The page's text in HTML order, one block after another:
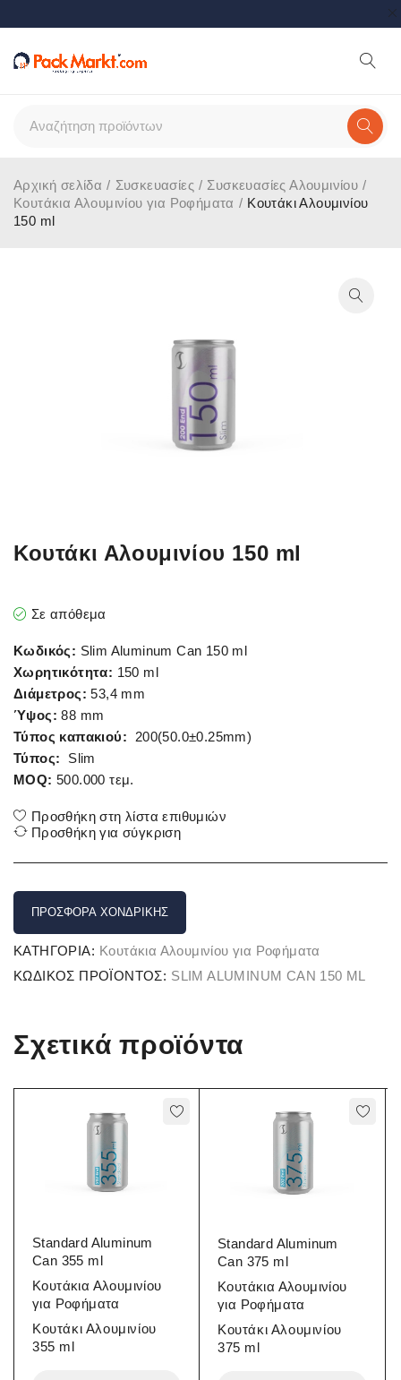
Αρχική σελίδα / Συσκευασίες / Συσκευασίες Αλουμινίου /
Κουτάκια Αλουμινίου για Ροφήματα / Κουτάκι Αλουμινίου
150 ml
Κουτάκι Αλουμινίου 150 ml
Σε απόθεμα
Κωδικός: Slim Aluminum Can 150 ml
Χωρητικότητα: 150 ml
Διάμετρος: 53,4 mm
Ύψος:88 mm
Τύπος καπακιού:
200(50.0±0.25mm)
Τύπος:
Slim
MOQ: 500.000 τεμ.
Προσθήκη στη λίστα επιθυμιών
Προσθήκη για σύγκριση
ΠΡΟΣΦΟΡΆ ΧΟΝΔΡΙΚΉΣ
ΚΑΤΗΓΟΡΊΑ: Κουτάκια Αλουμινίου για Ροφήματα
ΚΩΔΙΚΌΣ ΠΡΟΪΌΝΤΟΣ: SLIM ALUMINUM CAN 150 ML
Σχετικά προϊόντα
Standard Aluminum
Can 355 ml
Κουτάκια Αλουμινίου
για Ροφήματα
Κουτάκι Αλουμινίου
355 ml
Standard Aluminum
Can 375 ml
Κουτάκια Αλουμινίου
για Ροφήματα
Κουτάκι Αλουμινίου
375 ml